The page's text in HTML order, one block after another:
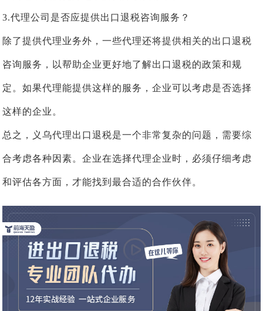
3.代理公司是否应提供出口退税咨询服务？
除了提供代理业务外，一些代理还将提供相关的出口退税
咨询服务，以帮助企业更好地了解出口退税的政策和规
定。如果代理能提供这样的服务，企业可以考虑是否选择
这样的企业。
总之，义乌代理出口退税是一个非常复杂的问题，需要综
合考虑各种因素。企业在选择代理企业时，必须仔细考虑
和评估各方面，才能找到最合适的合作伙伴。